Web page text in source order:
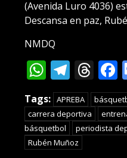
(Avenida Luro 4036)
Descansa en paz,
NMDQ
Tags: APREBA
carrera deportiva
básquetbol
periodista
Rubén Muñoz